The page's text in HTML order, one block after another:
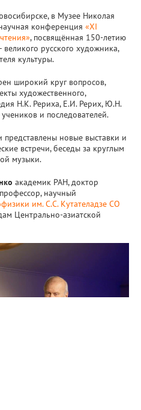
в Музее Николая
конференция «XI
, посвящённая 150-летию
русского художника,
культуры.
широкий круг вопросов,
художественного,
Н.К. Рериха, Е.И. Рерих, Ю.Н.
и последователей.
новые выставки и
встречи, беседы за круглым
музыки.
академик РАН, доктор
научный
им. С.С. Кутателадзе СО
Центрально-азиатской